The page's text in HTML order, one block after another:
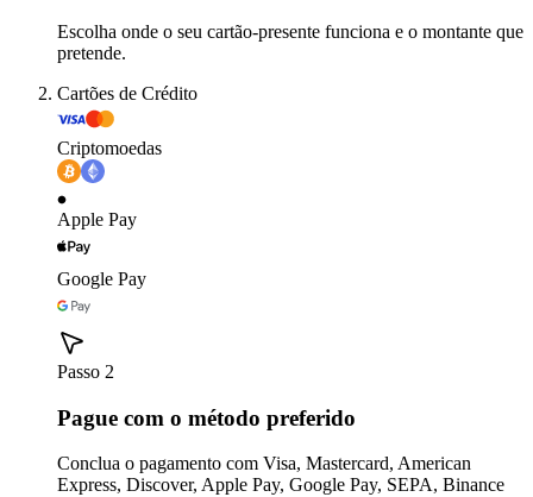
Escolha onde o seu cartão-presente funciona e o montante que
pretende.
Cartões de Crédito
Criptomoedas
Apple Pay
Google Pay
Passo 2
Pague com o método preferido
Conclua o pagamento com Visa, Mastercard, American
Express, Discover, Apple Pay, Google Pay, SEPA, Binance